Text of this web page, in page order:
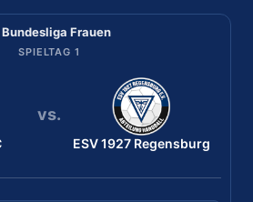
Bundesliga Frauen
SPIELTAG 1
vs.
ESV 1927 Regensburg
Bundesliga Frauen
SPIELTAG 2
ESV 1927 Regensburg
vs.